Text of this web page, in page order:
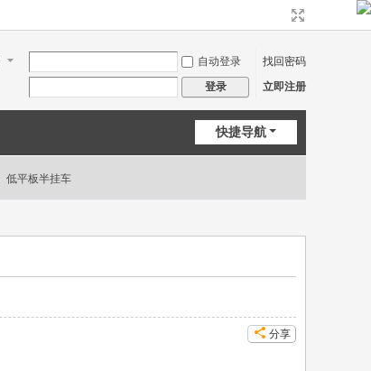
自动登录
找回密码
登录 立即注册
快捷导航
低平板半挂车
分享